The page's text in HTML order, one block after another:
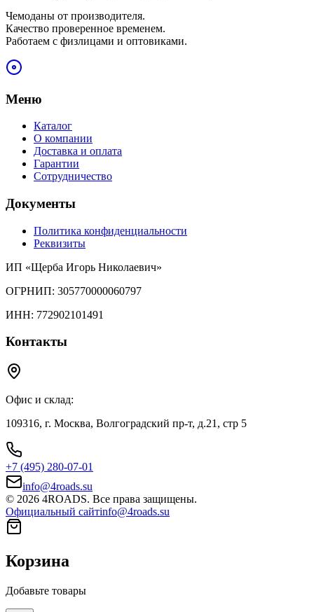
Чемоданы от производителя.
Качество проверенное временем.
Работаем с физлицами и оптовиками.
Меню
Каталог
О компании
Доставка и оплата
Гарантии
Сотрудничество
Документы
Политика конфиденциальности
Реквизиты
ИП «Щерба Игорь Николаевич»
ОГРНИП: 305770000060797
ИНН: 772902101491
Контакты
Офис и склад:
109316, г. Москва, Волгоградский пр-т, д.21, стр 5
+7 (495) 280-07-01
info@4roads.su
© 2026 4ROADS. Все права защищены.
Официальный сайтinfo@4roads.su
Корзина
Добавьте товары